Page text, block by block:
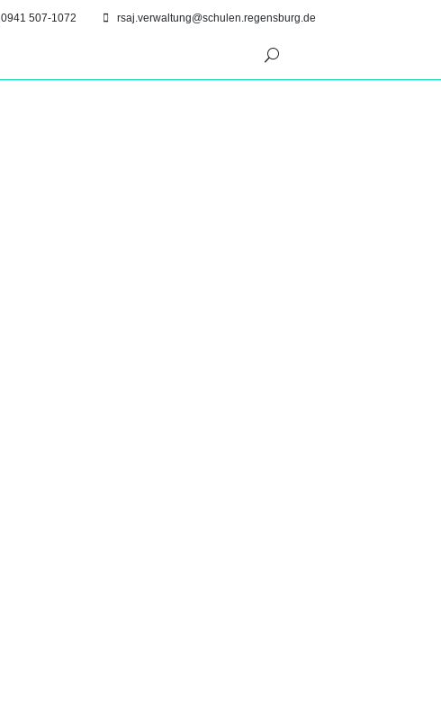
0941 507-1072 rsaj.verwaltung@schulen.regensburg.de